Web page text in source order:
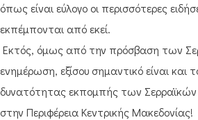
όπως είναι εύλογο οι περισσότερες
εκπέμπονται από εκεί.
Εκτός, όμως από την πρόσβαση των
ενημέρωση, εξίσου σημαντικό είναι και
δυνατότητας εκπομπής των
στην Περιφέρεια Κεντρικής